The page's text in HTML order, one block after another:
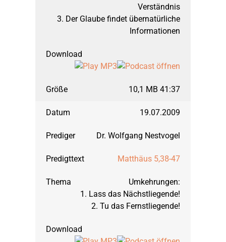
Verständnis
3. Der Glaube findet übernatürliche
Informationen
10,1 MB 41:37
19.07.2009
Dr. Wolfgang Nestvogel
Matthäus 5,38-47
Umkehrungen:
1. Lass das Nächstliegende!
2. Tu das Fernstliegende!